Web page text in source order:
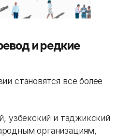
и редкие
становятся все более
узбекский и таджикский
организациям,